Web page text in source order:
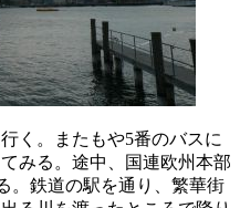
く。またもや5番のバスに
みる。途中、国連欧州本部
。鉄道の駅を通り、繁華街